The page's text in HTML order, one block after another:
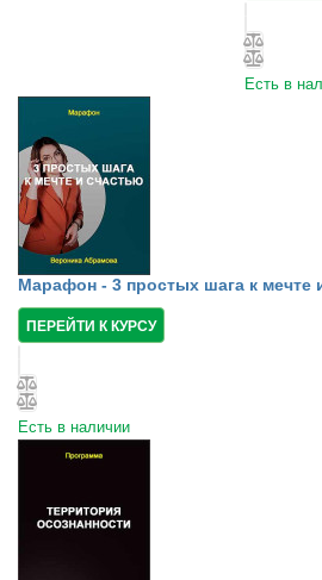
Есть в
Марафон - 3 простых шага к мечте
ПЕРЕЙТИ К КУРСУ
Есть в наличии